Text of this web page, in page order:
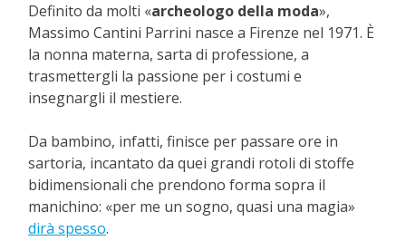
Definito da molti «archeologo della moda»,
Massimo Cantini Parrini nasce a Firenze nel 1971. È
la nonna materna, sarta di professione, a
trasmettergli la passione per i costumi e
insegnargli il mestiere.
Da bambino, infatti, finisce per passare ore in
sartoria, incantato da quei grandi rotoli di stoffe
bidimensionali che prendono forma sopra il
manichino: «per me un sogno, quasi una magia»
dirà spesso.